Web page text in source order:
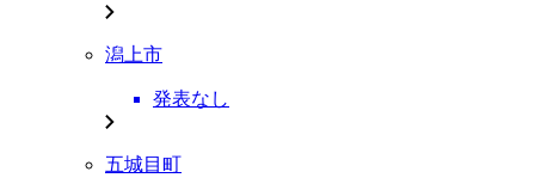
潟上市
発表なし
五城目町